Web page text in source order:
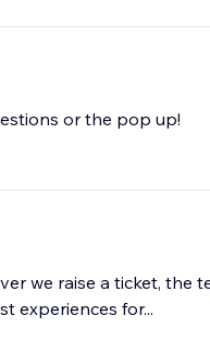
or the pop up!
we raise a ticket, the
experiences for...